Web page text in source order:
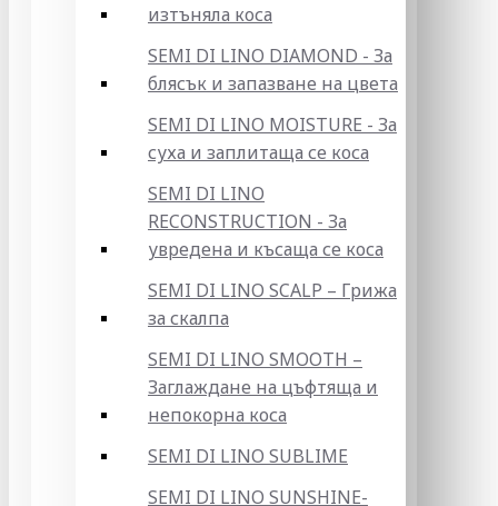
изтъняла коса
SEMI DI LINO DIAMOND - За
блясък и запазване на цвета
SEMI DI LINO MOISTURE - За
суха и заплитаща се коса
SEMI DI LINO
RECONSTRUCTION - За
увредена и късаща се коса
SEMI DI LINO SCALP – Грижа
за скалпа
SEMI DI LINO SMOOTH –
Заглаждане на цъфтяща и
непокорна коса
SEMI DI LINO SUBLIME
SEMI DI LINO SUNSHINE-